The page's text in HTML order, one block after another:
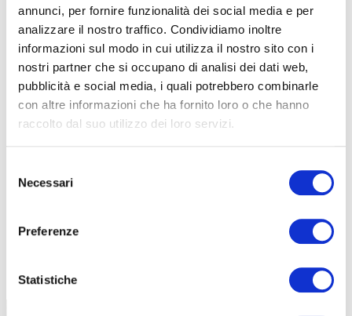
annunci, per fornire funzionalità dei social media e per
analizzare il nostro traffico. Condividiamo inoltre
informazioni sul modo in cui utilizza il nostro sito con i
nostri partner che si occupano di analisi dei dati web,
pubblicità e social media, i quali potrebbero combinarle
con altre informazioni che ha fornito loro o che hanno
raccolto dal suo utilizzo dei loro servizi.
delNecessari
Preferenze
Statistiche
TUTTE LE CATEGORIE DEL MAGAZINE